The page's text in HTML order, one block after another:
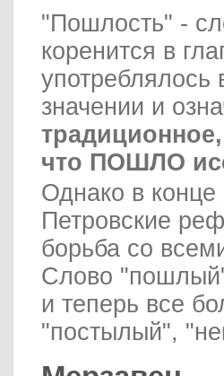
"Пошлость" -
коренится в
употреблялось
значении и
что ПОШЛО
Однако в
Петровские
борьба со
Слово "пошлый"
и теперь все
"постылый",